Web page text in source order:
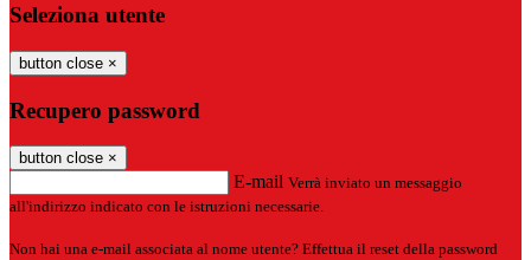
Seleziona utente
button close ×
Recupero password
button close ×
E-mail Verrà inviato un messaggio
all'indirizzo indicato con le istruzioni necessarie.
Non hai una e-mail associata al nome utente? Effettua il reset della password